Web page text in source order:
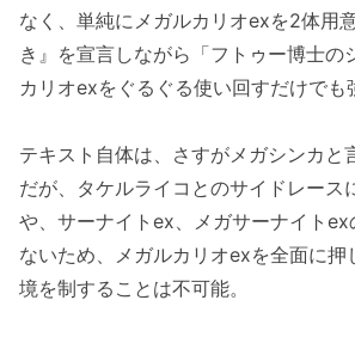
なく、単純にメガルカリオexを2体用
き』を宣言しながら「フトゥー博士の
カリオexをぐるぐる使い回すだけでも
テキスト自体は、さすがメガシンカと
だが、タケルライコとのサイドレース
や、サーナイトex、メガサーナイトex
ないため、メガルカリオexを全面に押
境を制することは不可能。